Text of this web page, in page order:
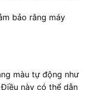
bảo rằng máy
màu tự động như
này có thể dẫn